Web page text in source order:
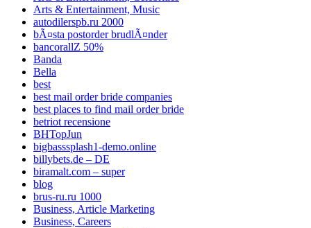
Arts & Entertainment, Music
autodilerspb.ru 2000
bÃ¤sta postorder brudlÃ¤nder
bancorallZ 50%
Banda
Bella
best
best mail order bride companies
best places to find mail order bride
betriot recensione
BHTopJun
bigbasssplash1-demo.online
billybets.de – DE
biramalt.com – super
blog
brus-ru.ru 1000
Business, Article Marketing
Business, Careers